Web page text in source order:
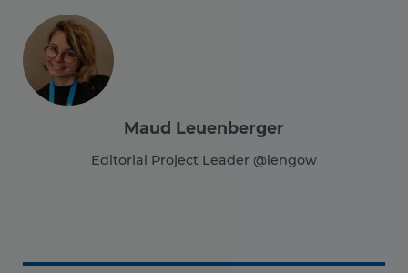
Maud Leuenberger
Editorial Project Leader @lengow